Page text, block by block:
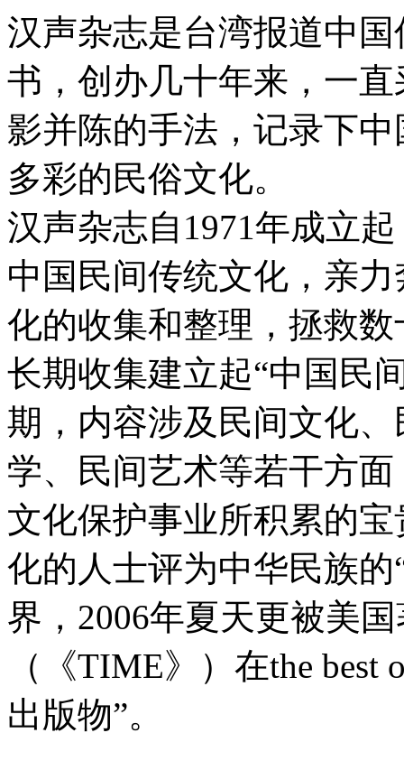
汉声杂志是台湾报道中
书，创办几十年来，一
影并陈的手法，记录下
多彩的民俗文化。
汉声杂志自1971年成立
中国民间传统文化，亲
化的收集和整理，拯救
长期收集建立起“中国民
期，内容涉及民间文化
学、民间艺术等若干方
文化保护事业所积累的
化的人士评为中华民族
界，2006年夏天更被美
（《TIME》）在the
出版物”。